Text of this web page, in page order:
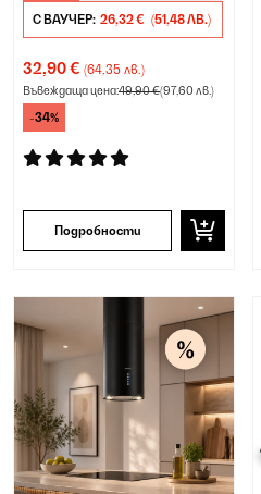
С ВАУЧЕР: 26,32 € (51,48 ЛВ.)
32,90 € (64,35 лв.)
Въвеждаща цена:49,90 €(97,60 лв.)
-34%
Подробности